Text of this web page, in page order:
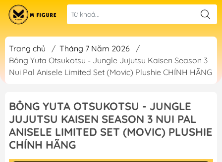
Trang chủ / Tháng 7 Năm 2026
/
Bông Yuta Otsukotsu - Jungle Jujutsu Kaisen Season 3
Nui Pal Anisele Limited Set (Movic) Plushie CHÍNH HÃNG
BÔNG YUTA OTSUKOTSU - JUNGLE
JUJUTSU KAISEN SEASON 3 NUI PAL
ANISELE LIMITED SET (MOVIC) PLUSHIE
CHÍNH HÃNG